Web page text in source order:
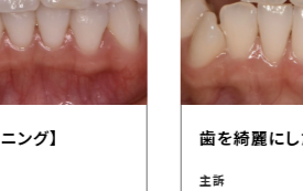
フィスホワイトニング】